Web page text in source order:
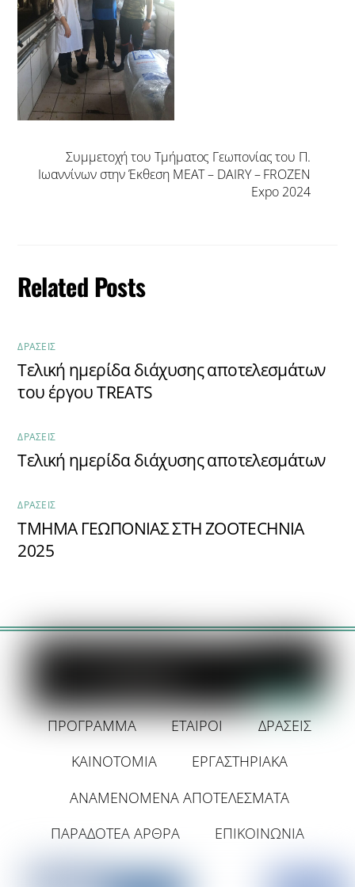
Συμμετοχή του Τμήματος Γεωπονίας του Π.
Ιωαννίνων στην Έκθεση MEAT – DAIRY – FROZEN
Expo 2024
Related Posts
ΔΡΆΣΕΙΣ
Τελική ημερίδα διάχυσης αποτελεσμάτων
του έργου TREATS
ΔΡΆΣΕΙΣ
Τελική ημερίδα διάχυσης αποτελεσμάτων
ΔΡΆΣΕΙΣ
ΤΜΗΜΑ ΓΕΩΠΟΝΙΑΣ ΣΤΗ ZOOTECHNIA
2025
ΠΡΟΓΡΑΜΜΑ ΕΤΑΙΡΟΙ
ΔΡΑΣΕΙΣ
ΚΑΙΝΟΤΟΜΙΑ
ΕΡΓΑΣΤΗΡΙΑΚΑ
ΑΝΑΜΕΝΟΜΕΝΑ ΑΠΟΤΕΛΕΣΜΑΤΑ
ΠΑΡΑΔΟΤΈΑ ΆΡΘΡΑ
ΕΠΙΚΟΙΝΩΝΙΑ